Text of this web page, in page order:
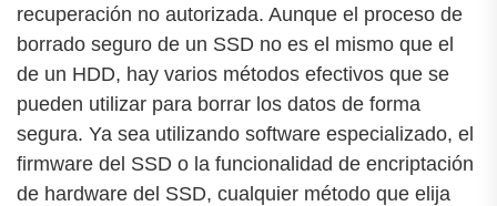
recuperación no autorizada. Aunque el proceso de
borrado seguro de un SSD no es el mismo que el
de un HDD, hay varios métodos efectivos que se
pueden utilizar para borrar los datos de forma
segura. Ya sea utilizando software especializado, el
firmware del SSD o la funcionalidad de encriptación
de hardware del SSD, cualquier método que elija